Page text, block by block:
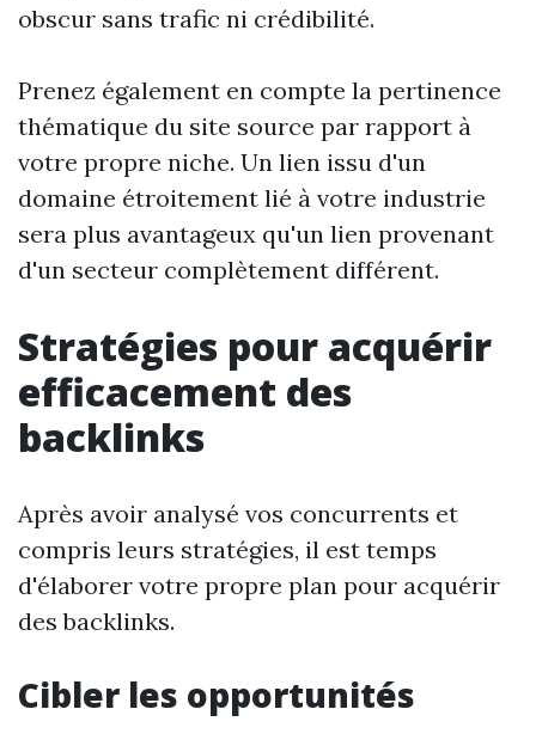
obscur sans trafic ni crédibilité.
Prenez également en compte la pertinence
thématique du site source par rapport à
votre propre niche. Un lien issu d'un
domaine étroitement lié à votre industrie
sera plus avantageux qu'un lien provenant
d'un secteur complètement différent.
Stratégies pour acquérir
efficacement des
backlinks
Après avoir analysé vos concurrents et
compris leurs stratégies, il est temps
d'élaborer votre propre plan pour acquérir
des backlinks.
Cibler les opportunités